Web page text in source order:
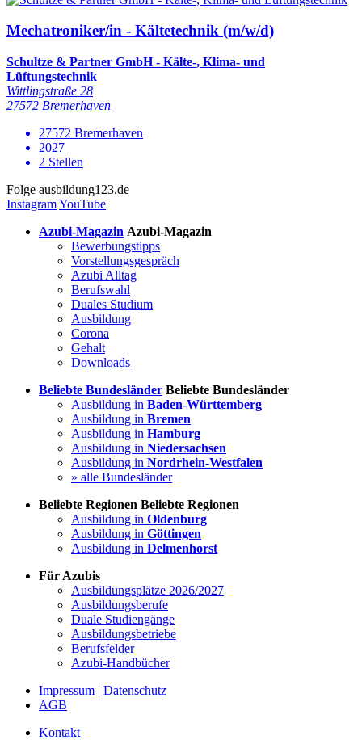
Mechatroniker/in - Kältetechnik (m/w/d)
Schultze & Partner GmbH - Kälte-, Klima- und
Lüftungstechnik
Wittlingstraße 28
27572 Bremerhaven
27572 Bremerhaven
2027
2 Stellen
Folge ausbildung123.de
InstagramYouTube
Azubi-Magazin Azubi-Magazin
Bewerbungstipps
Vorstellungsgespräch
Azubi Alltag
Berufswahl
Duales Studium
Ausbildung
Corona
Gehalt
Downloads
Beliebte Bundesländer Beliebte Bundesländer
Ausbildung in Baden-Württemberg
Ausbildung in Bremen
Ausbildung in Hamburg
Ausbildung in Niedersachsen
Ausbildung in Nordrhein-Westfalen
» alle Bundesländer
Beliebte Regionen Beliebte Regionen
Ausbildung in Oldenburg
Ausbildung in Göttingen
Ausbildung in Delmenhorst
Für Azubis
Ausbildungsplätze 2026/2027
Ausbildungsberufe
Duale Studiengänge
Ausbildungsbetriebe
Berufsfelder
Azubi-Handbücher
Impressum | Datenschutz
AGB
Kontakt